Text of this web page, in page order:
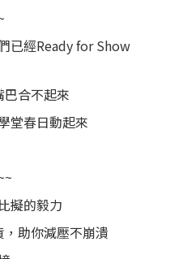
已經Ready for Show
合不起來
堂春日動起來
擬的毅力
助你減壓不崩潰